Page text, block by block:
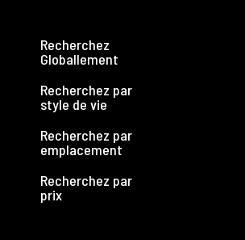
Recherchez
Globallement
Recherchez par
style de vie
Recherchez par
emplacement
Recherchez par
prix